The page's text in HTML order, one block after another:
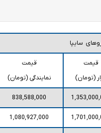
سایپا
قیمت
(تومان)
قیمت
نمایندگی (تومان)
838,588,000
1,080,927,000